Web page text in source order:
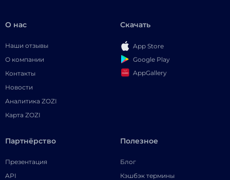
О нас
Наши отзывы
О компании
Контакты
Новости
Аналитика ZOZI
Карта ZOZI
Скачать
App Store
Google Play
AppGallery
Партнёрство
Презентация
API
Полезное
Блог
Кэшбэк термины